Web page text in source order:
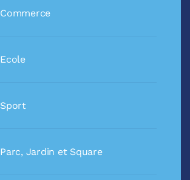
Commerce
Ecole
Sport
Parc, Jardin et Square